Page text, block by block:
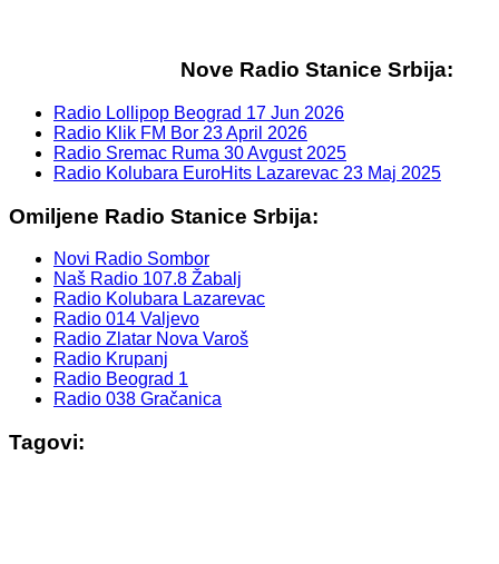
Nove Radio Stanice Srbija:
Radio Lollipop Beograd 17 Jun 2026
Radio Klik FM Bor 23 April 2026
Radio Sremac Ruma 30 Avgust 2025
Radio Kolubara EuroHits Lazarevac 23 Maj 2025
Omiljene Radio Stanice Srbija:
Novi Radio Sombor
Naš Radio 107.8 Žabalj
Radio Kolubara Lazarevac
Radio 014 Valjevo
Radio Zlatar Nova Varoš
Radio Krupanj
Radio Beograd 1
Radio 038 Gračanica
Tagovi: